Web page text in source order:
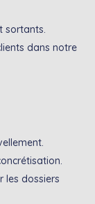
sortants.
dans notre
les dossiers